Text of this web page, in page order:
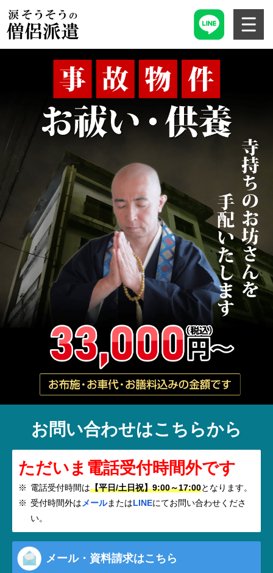
お問い合わせはこちらから
ただいま電話受付時間外です
電話受付時間は【平日/土日祝】9:00～17:00となります。
受付時間外はメールまたはLINEにてお問い合わせくださ
い。
メール・資料請求はこちら